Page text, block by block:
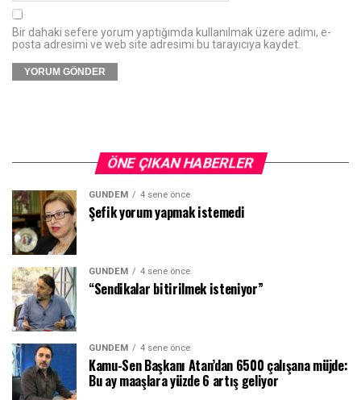
Bir dahaki sefere yorum yaptığımda kullanılmak üzere adımı, e-
posta adresimi ve web site adresimi bu tarayıcıya kaydet.
ÖNE ÇIKAN HABERLER
GÜNDEM 4 sene önce
Şefik yorum yapmak istemedi
GÜNDEM 4 sene önce
“Sendikalar bitirilmek isteniyor”
GÜNDEM 4 sene önce
Kamu-Sen Başkanı Atan’dan 6500 çalışana müjde:
Bu ay maaşlara yüzde 6 artış geliyor